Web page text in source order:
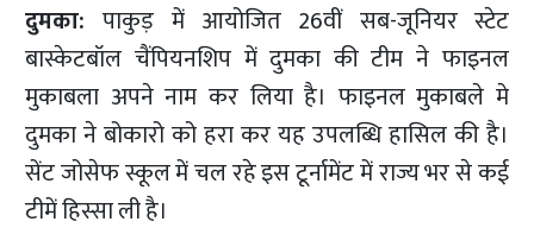
दुमका:पाकुड़ में आयोजित 26वीं सब-जूनियर स्टेट
बास्केटबॉल चैंपियनशिप में दुमका की टीम ने फाइनल
मुकाबला अपने नाम कर लिया है। फाइनल मुकाबले मे
दुमका ने बोकारो को हरा कर यह उपलब्धि हासिल की है।
सेंट जोसेफ स्कूल में चल रहे इस टूर्नामेंट में राज्य भर से कई
टीमें हिस्सा ली है।